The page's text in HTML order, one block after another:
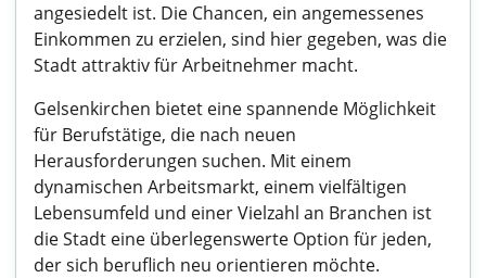
angesiedelt ist. Die Chancen, ein angemessenes
Einkommen zu erzielen, sind hier gegeben, was die
Stadt attraktiv für Arbeitnehmer macht.
Gelsenkirchen bietet eine spannende Möglichkeit
für Berufstätige, die nach neuen
Herausforderungen suchen. Mit einem
dynamischen Arbeitsmarkt, einem vielfältigen
Lebensumfeld und einer Vielzahl an Branchen ist
die Stadt eine überlegenswerte Option für jeden,
der sich beruflich neu orientieren möchte.